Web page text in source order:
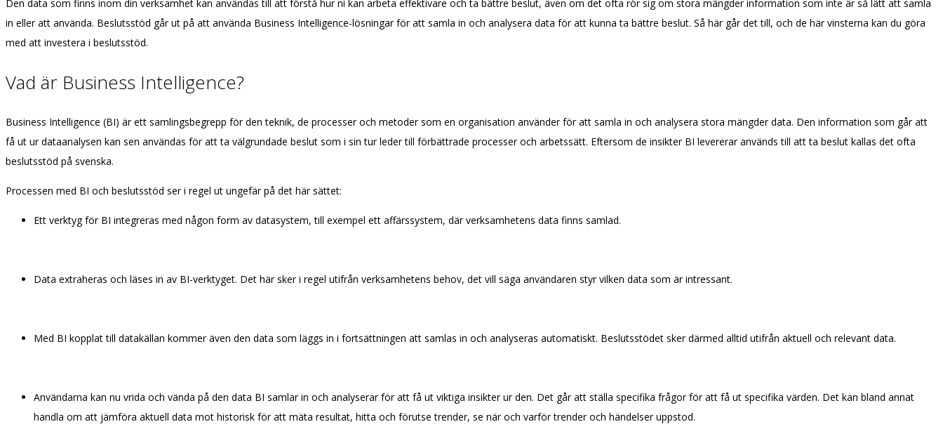
Den data som finns inom din verksamhet kan användas till att förstå hur ni kan arbeta effektivare och ta bättre beslut, även om det ofta rör sig om stora mängder information som inte är så lätt att samla
in eller att använda. Beslutsstöd går ut på att använda Business Intelligence-lösningar för att samla in och analysera data för att kunna ta bättre beslut. Så här går det till, och de här vinsterna kan du göra
med att investera i beslutsstöd.
Vad är Business Intelligence?
Business Intelligence (BI) är ett samlingsbegrepp för den teknik, de processer och metoder som en organisation använder för att samla in och analysera stora mängder data. Den information som går att
få ut ur dataanalysen kan sen användas för att ta välgrundade beslut som i sin tur leder till förbättrade processer och arbetssätt. Eftersom de insikter BI levererar används till att ta beslut kallas det ofta
beslutsstöd på svenska.
Processen med BI och beslutsstöd ser i regel ut ungefär på det här sättet:
Ett verktyg för BI integreras med någon form av datasystem, till exempel ett affärssystem, där verksamhetens data finns samlad.
Data extraheras och läses in av BI-verktyget. Det här sker i regel utifrån verksamhetens behov, det vill säga användaren styr vilken data som är intressant.
Med BI kopplat till datakällan kommer även den data som läggs in i fortsättningen att samlas in och analyseras automatiskt. Beslutsstödet sker därmed alltid utifrån aktuell och relevant data.
Användarna kan nu vrida och vända på den data BI samlar in och analyserar för att få ut viktiga insikter ur den. Det går att ställa specifika frågor för att få ut specifika värden. Det kan bland annat
handla om att jämföra aktuell data mot historisk för att mäta resultat, hitta och förutse trender, se när och varför trender och händelser uppstod.